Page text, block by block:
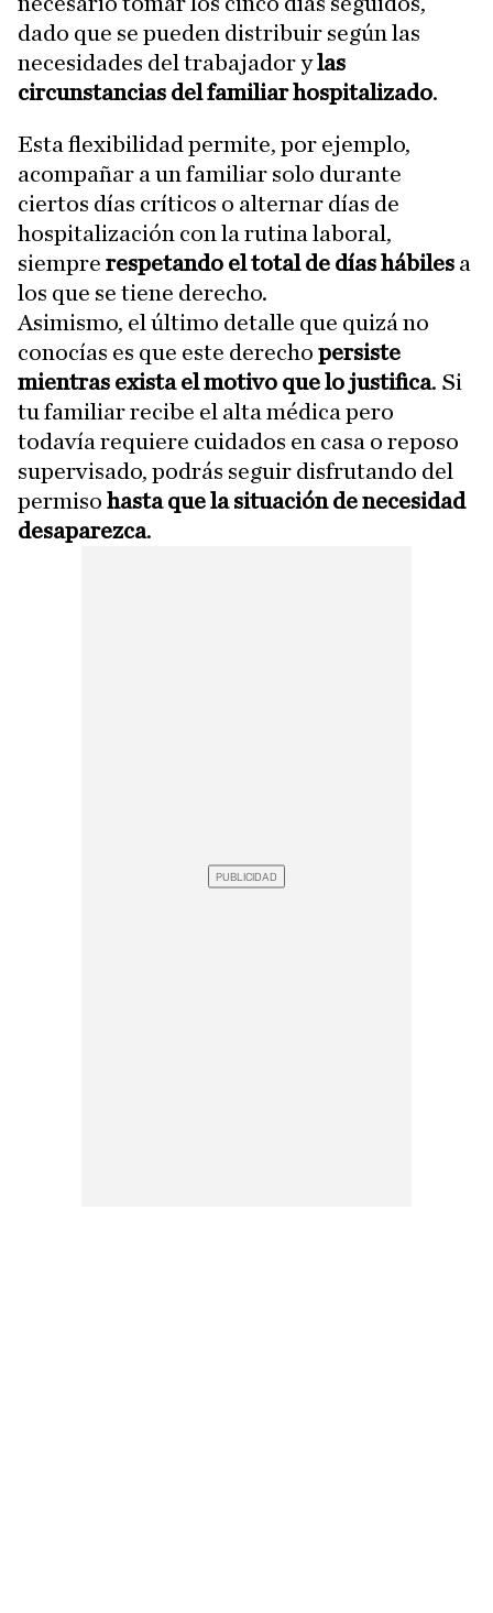
dado que se pueden distribuir según las
necesidades del trabajador ylas
circunstancias del familiar hospitalizado.
Esta flexibilidad permite, por ejemplo,
acompañar a un familiar solo durante
ciertos días críticos o alternar días de
hospitalización con la rutina laboral,
siempre respetando el total de días hábiles a
los que se tiene derecho.
Asimismo, el último detalle que quizá no
conocías es que este derecho persiste
mientras exista el motivo que lo justifica. Si
tu familiar recibe el alta médica pero
todavía requiere cuidados en casa o reposo
supervisado, podrás seguir disfrutando del
permiso hasta que la situación de necesidad
desaparezca.